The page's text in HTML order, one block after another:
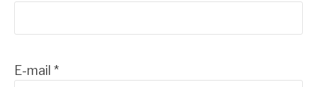
E-mail *